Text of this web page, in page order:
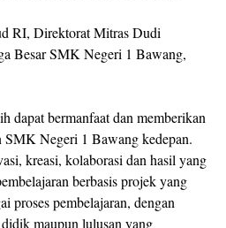
RI, Direktorat Mitras Dudi
Besar SMK Negeri 1 Bawang,
dapat bermanfaat dan memberikan
Negeri 1 Bawang kedepan.
kreasi, kolaborasi dan hasil yang
berbasis projek yang
proses pembelajaran, dengan
maupun lulusan yang